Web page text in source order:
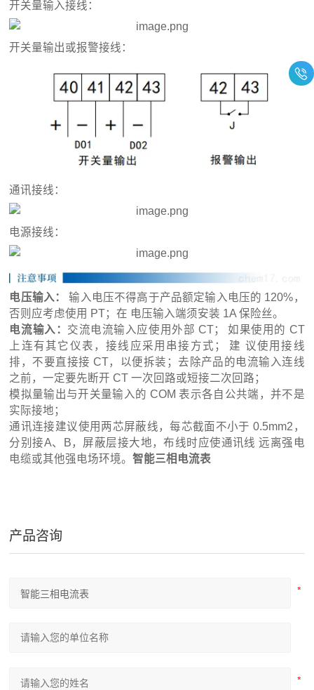
开关量输入接线：
开关量输出或报警接线：
通讯接线：
电源接线：
电压输入：
输入电压不得高于产品额定输入电压的 120%，
否则应考虑使用 PT；在 电压输入端须安装 1A 保险丝。
电流输入： 交流电流输入应使用外部 CT； 如果使用的 CT
上连有其它仪表，接线应采用串接方式； 建 议使用接线
排，不要直接接 CT，以便拆装；去除产品的电流输入连线
之前，一定要先断开 CT 一次回路或短接二次回路；
模拟量输出与开关量输入的 COM 表示各自公共端，并不是
实际接地；
通讯连接建议使用两芯屏蔽线，每芯截面不小于 0.5mm2，
分别接A、B，屏蔽层接大地，布线时应使通讯线 远离强电
电缆或其他强电场环境。智能三相电流表
产品咨询